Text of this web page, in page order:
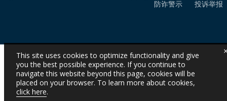
防诈警示
投诉举报
This site uses cookies to optimize functionality and give
you the best possible experience. If you continue to
navigate this website beyond this page, cookies will be
placed on your browser. To learn more about cookies,
click here.